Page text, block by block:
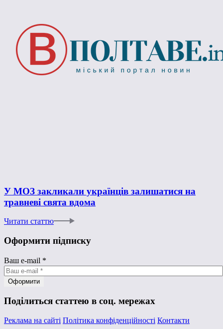
У МОЗ закликали українців залишатися на
травневі свята вдома
Читати статтю
Оформити підписку
Ваш e-mail *
Поділиться статтею в соц. мережах
Реклама на сайті Політика конфіденційності Контакти